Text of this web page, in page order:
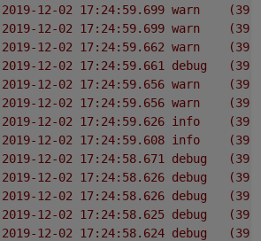
warn
warn
warn
debug
warn
warn
info
info
debug
debug
debug
debug
debug